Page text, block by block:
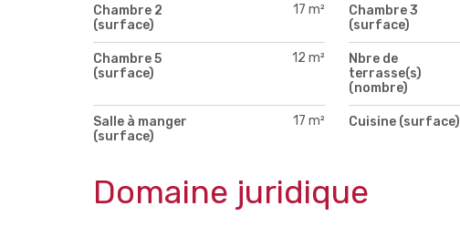
Chambre 2
(surface)
17 m²
Chambre 3
(surface)
Chambre 5
(surface)
12 m²
Nbre de
terrasse(s)
(nombre)
Salle à manger
(surface)
17 m² Cuisine (surface)
Domaine juridique